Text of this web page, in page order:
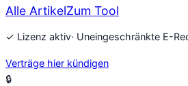
Alle ArtikelZum Tool
✓ Lizenz aktiv· Uneingeschränkte E-
Verträge hier kündigen
🔒